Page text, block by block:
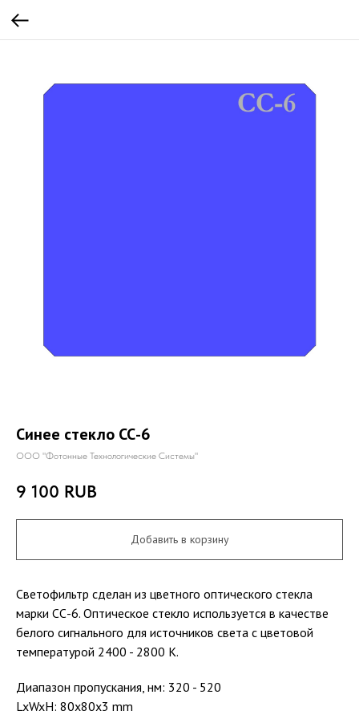
Синее стекло СС-6
ООО "Фотонные Технологические Системы"
9 100 RUB
Добавить в корзину
Светофильтр сделан из цветного оптического стекла
марки СС-6. Оптическое стекло используется в качестве
белого сигнального для источников света с цветовой
температурой 2400 - 2800 К.
Диапазон пропускания, нм: 320 - 520
LxWxH: 80x80x3 mm